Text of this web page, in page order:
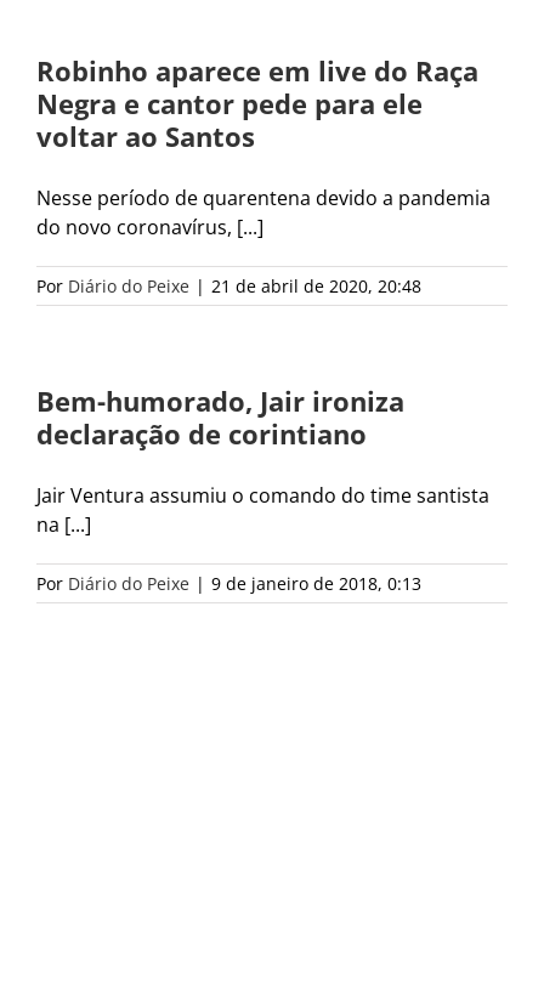
Robinho aparece em live do Raça
Negra e cantor pede para ele
voltar ao Santos
Nesse período de quarentena devido a pandemia
do novo coronavírus, [...]
Por Diário do Peixe | 21 de abril de 2020, 20:48
Bem-humorado, Jair ironiza
declaração de corintiano
Jair Ventura assumiu o comando do time santista
na [...]
Por Diário do Peixe | 9 de janeiro de 2018, 0:13